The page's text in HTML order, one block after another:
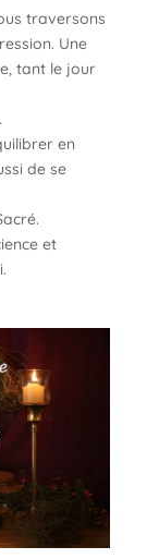
traversons
Une
tant le jour
en
de se
et